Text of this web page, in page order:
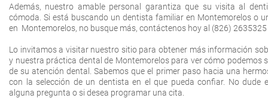
Además, nuestro amable personal garantiza que su visita al
cómoda. Si está buscando un dentista familiar en Montemorelos o
en Montemorelos, no busque más, contáctenos hoy al (826)
Lo invitamos a visitar nuestro sitio para obtener más información
y nuestra práctica dental de Montemorelos para ver cómo podemos
de su atención dental. Sabemos que el primer paso hacia una
con la selección de un dentista en el que pueda confiar. No dude
alguna pregunta o si desea programar una cita.